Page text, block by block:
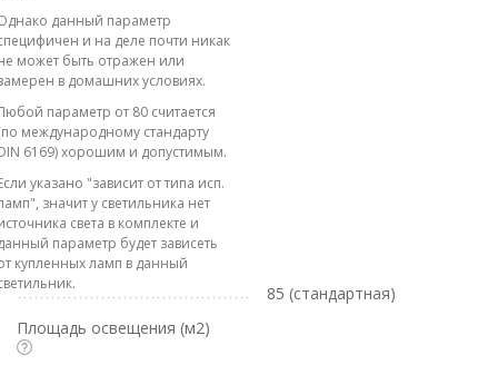
данный параметр
и на деле почти никак
может быть отражен или
в домашних условиях.
параметр от 80 считается
международному стандарту
6169) хорошим и допустимым.
указано "зависит от типа исп.
значит у светильника нет
света в комплекте и
параметр будет зависеть
купленных ламп в данный
85 (стандартная)
Площадь освещения (м2)